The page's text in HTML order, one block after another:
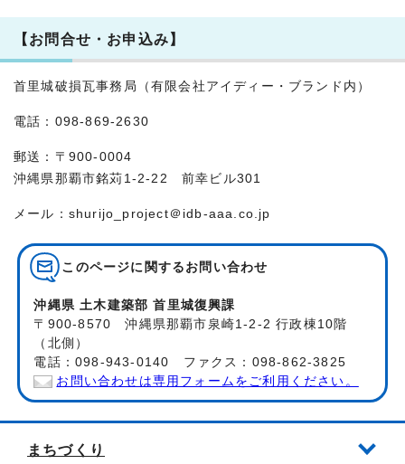
【お問合せ・お申込み】
首里城破損瓦事務局（有限会社アイディー・ブランド内）
電話：098-869-2630
郵送：〒900-0004
沖縄県那覇市銘苅1-2-22 前幸ビル301
メール：shurijo_project＠idb-aaa.co.jp
このページに関する お問い合わせ
沖縄県 土木建築部 首里城復興課
〒900-8570 沖縄県那覇市泉崎1-2-2 行政棟10階
（北側）
電話：098-943-0140 ファクス：098-862-3825
お問い合わせは専用フォームをご利用ください。
まちづくり